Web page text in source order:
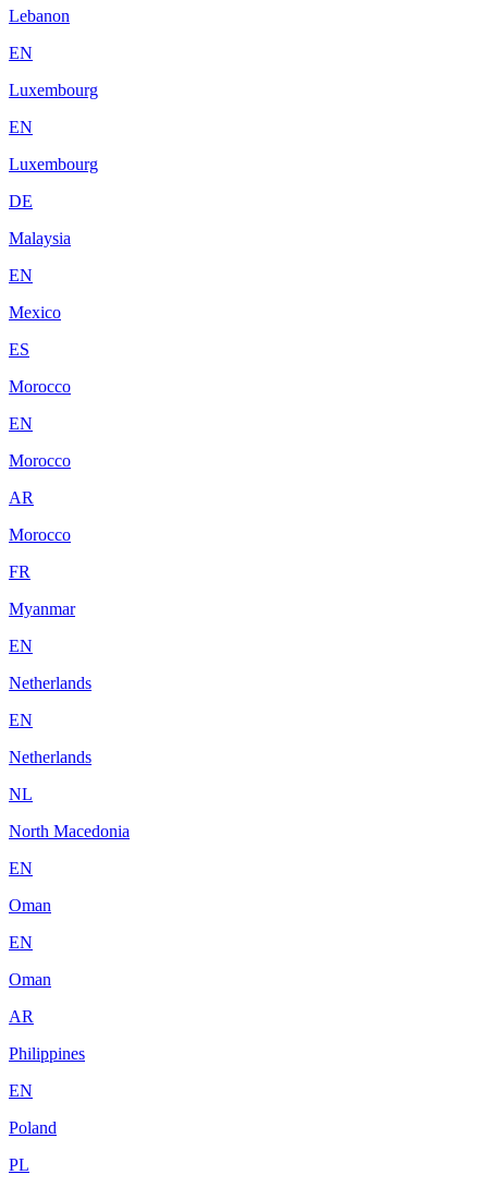
Lebanon
EN
Luxembourg
EN
Luxembourg
DE
Malaysia
EN
Mexico
ES
Morocco
EN
Morocco
AR
Morocco
FR
Myanmar
EN
Netherlands
EN
Netherlands
NL
North Macedonia
EN
Oman
EN
Oman
AR
Philippines
EN
Poland
PL